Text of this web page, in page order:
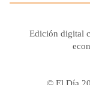
Edición digital